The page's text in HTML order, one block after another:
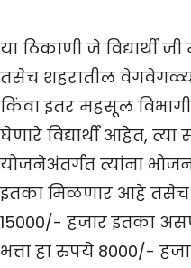
या ठिकाणी जे विद्यार्थी
तसेच शहरातील वेगवेगळ्या
किंवा इतर महसूल
घेणारे विद्यार्थी आहेत, त्या
योजनेअंतर्गत त्यांना
इतका मिळणार आहे तसेच
15000/- हजार इतका
भत्ता हा रुपये 8000/-